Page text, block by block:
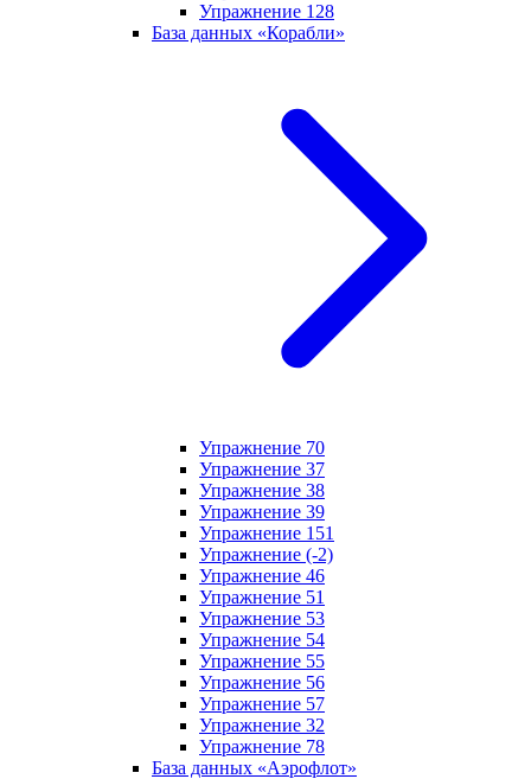
Упражнение 128
База данных «Корабли»
Упражнение 70
Упражнение 37
Упражнение 38
Упражнение 39
Упражнение 151
Упражнение (-2)
Упражнение 46
Упражнение 51
Упражнение 53
Упражнение 54
Упражнение 55
Упражнение 56
Упражнение 57
Упражнение 32
Упражнение 78
База данных «Аэрофлот»